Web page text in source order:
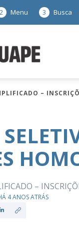
2 Menu 3 Busca
Mamanguape
–
–
4 ANOS ATRÁS